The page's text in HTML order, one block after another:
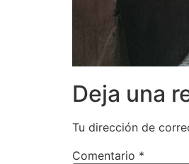
Deja una
Tu dirección de
Comentario *